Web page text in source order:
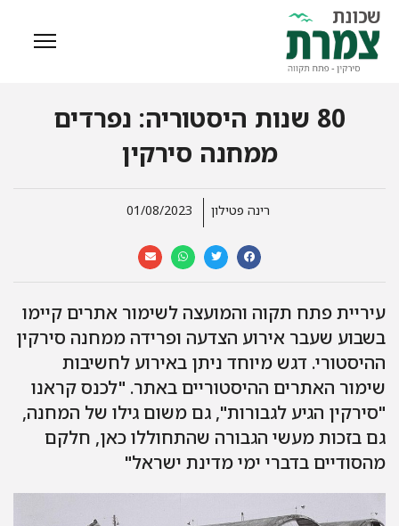
80 שנות היסטוריה: נפרדים
ממחנה סירקין
רינה פטילון
עיריית פתח תקוה והמועצה לשימור אתרים קיימו
בשבוע שעבר אירוע הצדעה ופרידה ממחנה סירקין
ההיסטורי. דגש מיוחד ניתן באירוע לחשיבות
שימור האתרים ההיסטוריים באתר. "לכנס קראנו
"סירקין הגיע לגבורות", גם משום גילו של המחנה,
גם בזכות מעשי הגבורה שהתחוללו כאן, חלקם
מהסודיים בדברי ימי מדינת ישראל"